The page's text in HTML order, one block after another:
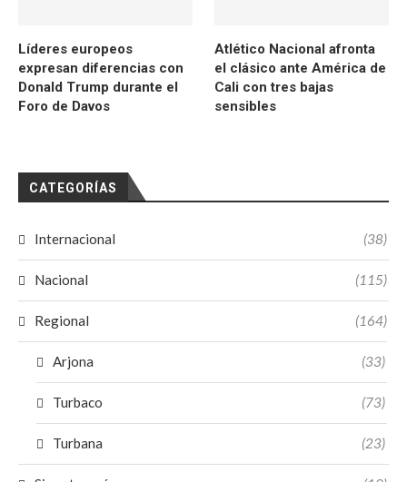
Líderes europeos
expresan diferencias con
Donald Trump durante el
Foro de Davos
Atlético Nacional afronta
el clásico ante América de
Cali con tres bajas
sensibles
CATEGORÍAS
Internacional (38)
Nacional (115)
Regional (164)
Arjona (33)
Turbaco (73)
Turbana (23)